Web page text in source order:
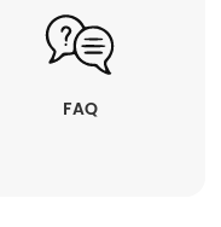
FAQ